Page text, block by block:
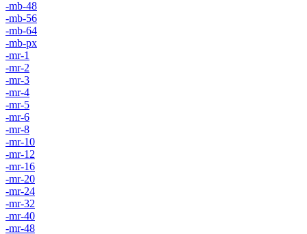
-mb-48
-mb-56
-mb-64
-mb-px
-mr-1
-mr-2
-mr-3
-mr-4
-mr-5
-mr-6
-mr-8
-mr-10
-mr-12
-mr-16
-mr-20
-mr-24
-mr-32
-mr-40
-mr-48